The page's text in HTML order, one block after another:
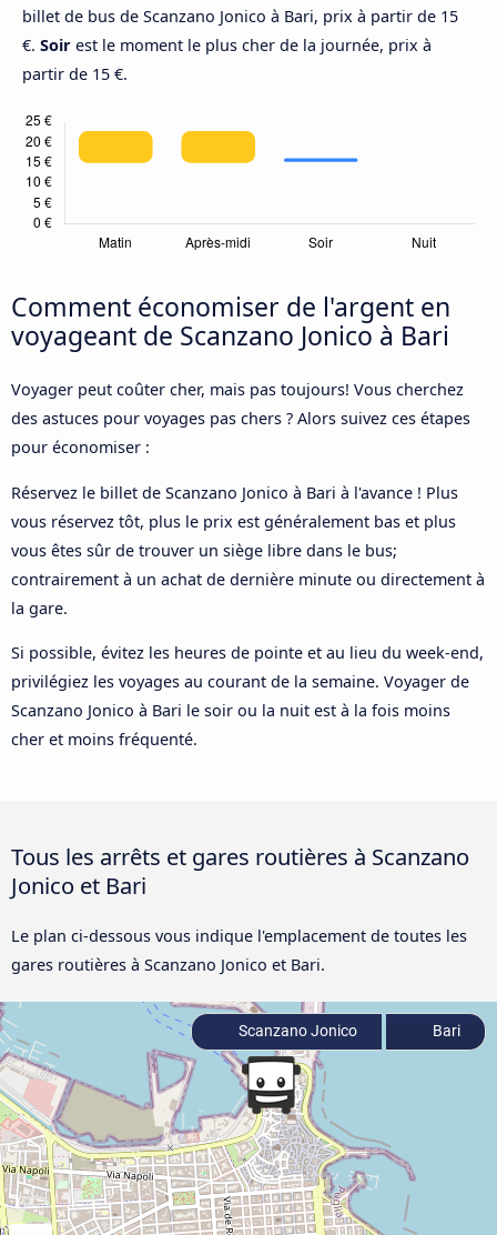
billet de bus de Scanzano Jonico à Bari, prix à partir de 15
€. Soir est le moment le plus cher de la journée, prix à
partir de 15 €.
Comment économiser de l'argent en
voyageant de Scanzano Jonico à Bari
Voyager peut coûter cher, mais pas toujours! Vous cherchez
des astuces pour voyages pas chers ? Alors suivez ces étapes
pour économiser :
Réservez le billet de Scanzano Jonico à Bari à l'avance ! Plus
vous réservez tôt, plus le prix est généralement bas et plus
vous êtes sûr de trouver un siège libre dans le bus;
contrairement à un achat de dernière minute ou directement à
la gare.
Si possible, évitez les heures de pointe et au lieu du week-end,
privilégiez les voyages au courant de la semaine. Voyager de
Scanzano Jonico à Bari le soir ou la nuit est à la fois moins
cher et moins fréquenté.
Tous les arrêts et gares routières à Scanzano
Jonico et Bari
Le plan ci-dessous vous indique l'emplacement de toutes les
gares routières à Scanzano Jonico et Bari.
Scanzano Jonico Bari